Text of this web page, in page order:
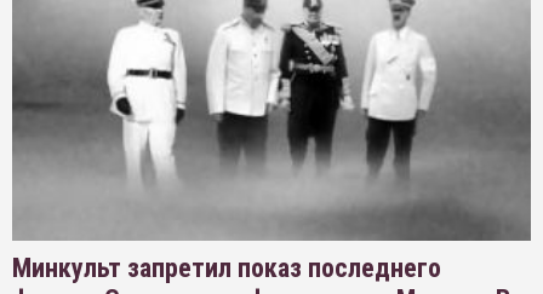
Минкульт запретил показ последнего